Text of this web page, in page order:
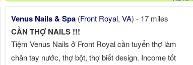
Venus Nails & Spa (Front Royal,VA) - 17 miles
CẦN THỢ NAILS !!!
Tiệm Venus Nails ở Front Royal cần tuyển thợ làm
chân tay nước, thợ bột, thợ biết design. Income tốt